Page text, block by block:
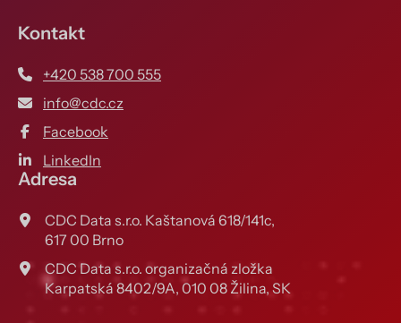
Kontakt
+420 538 700 555
info@cdc.cz
Facebook
LinkedIn
Adresa
CDC Data s.r.o. Kaštanová 618/141c,
617 00 Brno
CDC Data s.r.o. organizačná zložka
Karpatská 8402/9A, 010 08 Žilina, SK